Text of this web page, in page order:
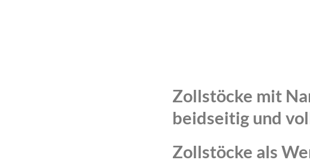
Zollstöcke mit
beidseitig und
Zollstöcke als